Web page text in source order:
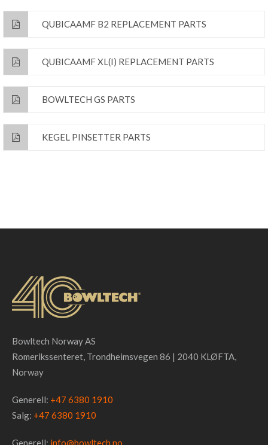
QUBICAAMF B2 REPLACEMENT PARTS
QUBICAAMF XL(I) REPLACEMENT PARTS
BOWLTECH GS PARTS
KEGEL PINSETTER PARTS
Bowltech Norway AS
Romerikssenteret, Trondheimsvegen 86 | 2040 KLØFTA,
Norway
Generell: +47 6380 1910
Salg: +47 6380 1910
Generell: info@bowltech.no